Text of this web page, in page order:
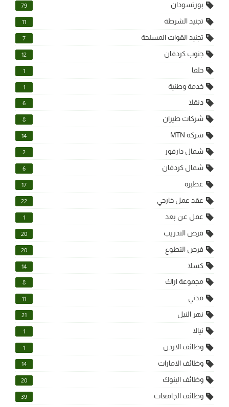
بورتسودان 79
تجنيد الشرطة 11
تجنيد القوات المسلحة 7
جنوب كردفان 12
حلفا 1
خدمة وطنية 1
دنقلا 6
شركات طيران 8
شركة MTN 14
شمال دارفور 2
شمال كردفان 6
عطبرة 17
عقد عمل خارجي 22
عمل عن بعد 1
فرص التدريب 20
فرص التطوع 20
كسلا 14
مجموعة اراك 8
مدني 11
نهر النيل 21
نيالا 1
وظائف الاردن 1
وظائف الامارات 14
وظائف البنوك 20
وظائف الجامعات 39